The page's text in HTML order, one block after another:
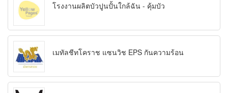
โรงงานผลิตบัวปูนปั้นใกล้ฉัน - คุ้มบัว
เมทัลชีทโคราช แซนวิช EPS กันความร้อน